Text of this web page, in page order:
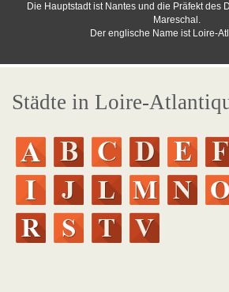
Die Hauptstadt ist Nantes und die Präfekt des
Mareschal.
Der englische Name ist Loire-
Städte in Loire-